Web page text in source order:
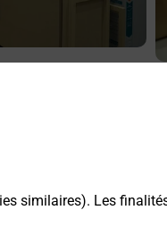
similaires). Les
JALLIEU